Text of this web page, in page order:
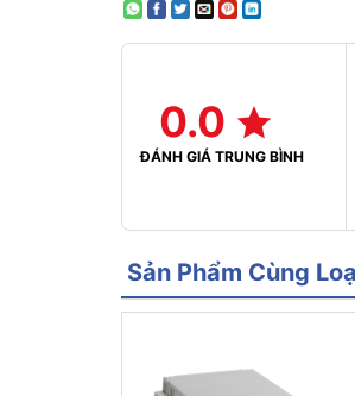
0.0
ĐÁNH GIÁ TRUNG BÌNH
Sản Phẩm Cùng